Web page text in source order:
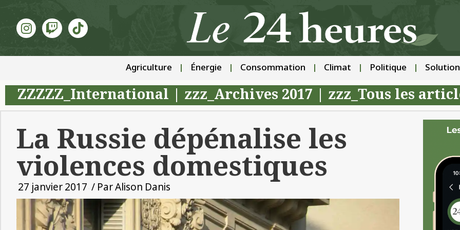
Agriculture Énergie Consommation Climat Politique Solution
ZZZZZ_International zzz_Archives 2017 zzz_Tous les
La Russie dépénalise les
violences domestiques
27 janvier 2017 / ParAlison Danis